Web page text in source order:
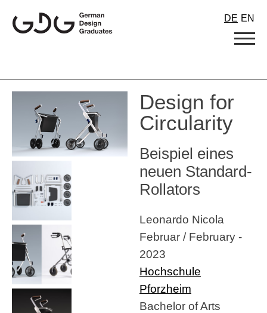
content
DE EN
Design for
Circularity
Beispiel eines
neuen Standard-
Rollators
Leonardo Nicola
Februar / February -
2023
Hochschule
Pforzheim
Bachelor of Arts